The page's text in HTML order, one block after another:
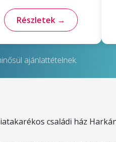
Részletek →
ajánlattételnek.
családi ház